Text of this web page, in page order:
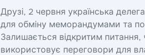
Друзі, 2 червня українська
для обміну меморандумами та
Залишається відкритим
використовує переговори для